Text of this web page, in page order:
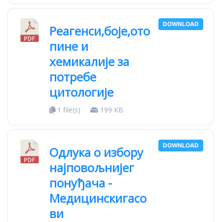
Реагенси,боје,ото
пине и
хемикалије за
потребе
цитологије
1 file(s) 199 KB
DOWNLOAD
Одлука о избору
најповољнијег
понуђача -
Медицинскигасо
ви
DOWNLOAD